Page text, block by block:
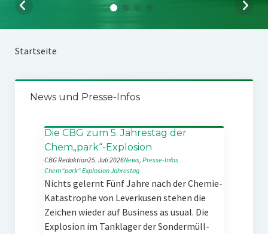
Startseite
News und Presse-Infos
Die CBG zum 5. Jahrestag der
Chem„park“-Explosion
CBG Redaktion25. Juli 2026News, Presse-Infos
Chem“park“ExplosionJahrestag
Nichts gelernt Fünf Jahre nach der Chemie-
Katastrophe von Leverkusen stehen die
Zeichen wieder auf Business as usual. Die
Explosion im Tanklager der Sondermüll-